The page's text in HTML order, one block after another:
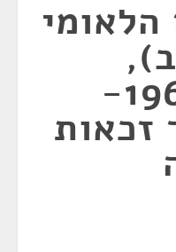
התשכ"ח-1968-
זכאות